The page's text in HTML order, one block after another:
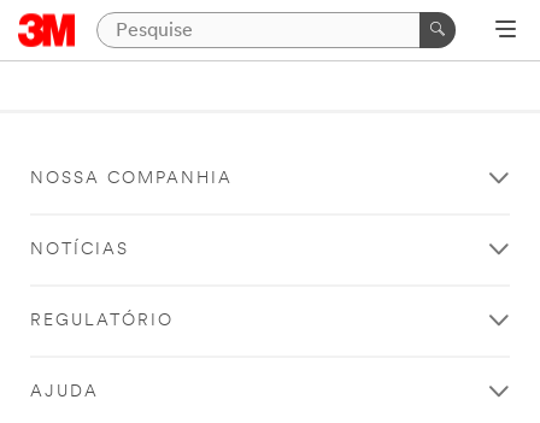
NOSSA COMPANHIA
NOTÍCIAS
REGULATÓRIO
AJUDA